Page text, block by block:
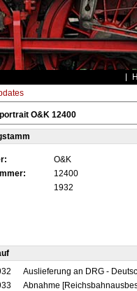
O&K 12400
O&K
12400
1932
Auslieferung an DRG -
Abnahme